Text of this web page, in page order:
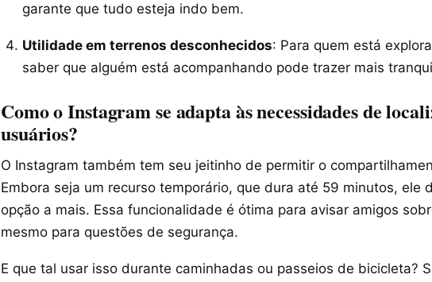
garante que tudo esteja indo bem.
Utilidade em terrenos desconhecidos: Para quem está
saber que alguém está acompanhando pode trazer mais
Como o Instagram se adapta às necessidades de
usuários?
O Instagram também tem seu jeitinho de permitir o
Embora seja um recurso temporário, que dura até 59 minutos, ele
opção a mais. Essa funcionalidade é ótima para avisar amigos
mesmo para questões de segurança.
E que tal usar isso durante caminhadas ou passeios de bicicleta?